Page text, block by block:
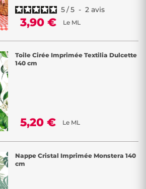
5/5 - 2 avis
3,90 € Le ML
Toile Cirée Imprimée Textilia Dulcette
140 cm
5,20 € Le ML
Nappe Cristal Imprimée Monstera 140
cm